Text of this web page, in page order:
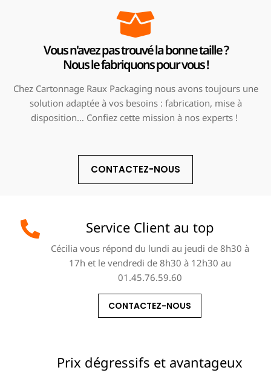
Vous n'avez pas trouvé la bonne taille ?
Nous le fabriquons pour vous !
Chez Cartonnage Raux Packaging nous avons toujours une
solution adaptée à vos besoins : fabrication, mise à
disposition… Confiez cette mission à nos experts !
CONTACTEZ-NOUS
Service Client au top
Cécilia vous répond du lundi au jeudi de 8h30 à
17h et le vendredi de 8h30 à 12h30 au
01.45.76.59.60
CONTACTEZ-NOUS
Prix dégressifs et avantageux